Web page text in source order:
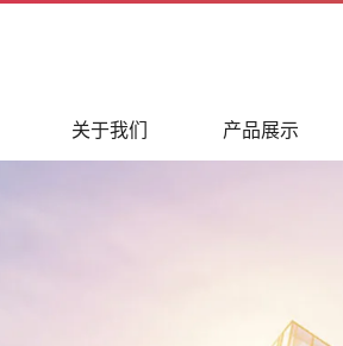
关于我们 产品展示